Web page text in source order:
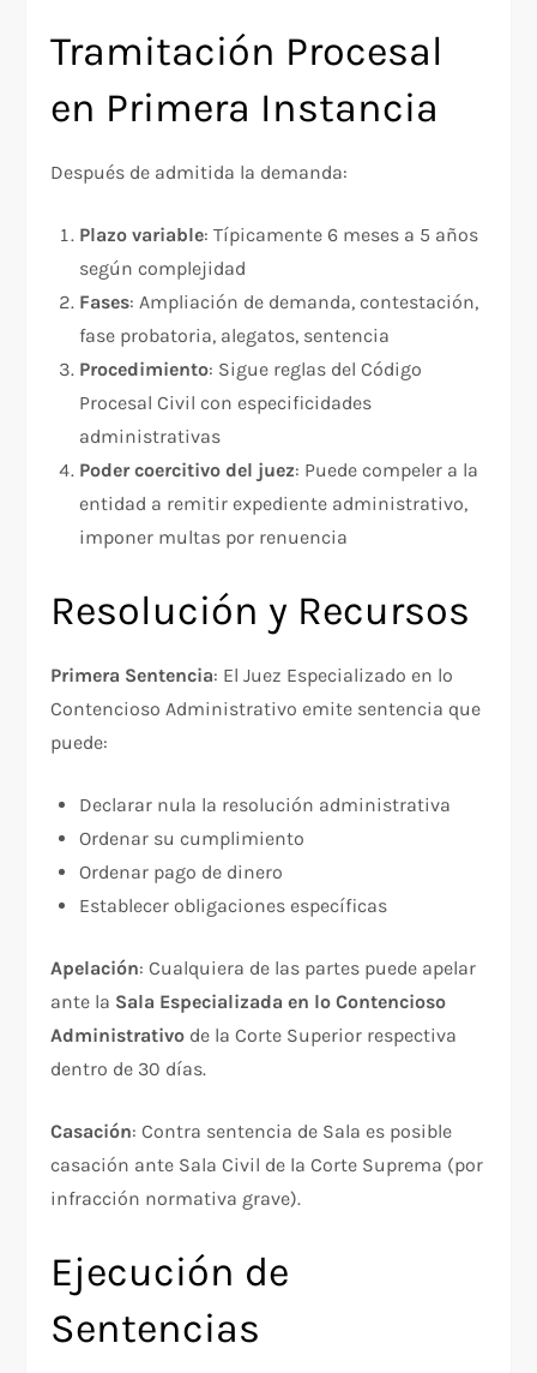
Tramitación Procesal
en Primera Instancia
Después de admitida la demanda:​
Plazo variable: Típicamente 6 meses a 5 años
según complejidad
Fases: Ampliación de demanda, contestación,
fase probatoria, alegatos, sentencia
Procedimiento: Sigue reglas del Código
Procesal Civil con especificidades
administrativas
Poder coercitivo del juez: Puede compeler a la
entidad a remitir expediente administrativo,
imponer multas por renuencia
Resolución y Recursos
Primera Sentencia: El Juez Especializado en lo
Contencioso Administrativo emite sentencia que
puede:
Declarar nula la resolución administrativa
Ordenar su cumplimiento
Ordenar pago de dinero
Establecer obligaciones específicas
Apelación: Cualquiera de las partes puede apelar
ante la Sala Especializada en lo Contencioso
Administrativo de la Corte Superior respectiva
dentro de 30 días.​
Casación: Contra sentencia de Sala es posible
casación ante Sala Civil de la Corte Suprema (por
infracción normativa grave).
Ejecución de
Sentencias